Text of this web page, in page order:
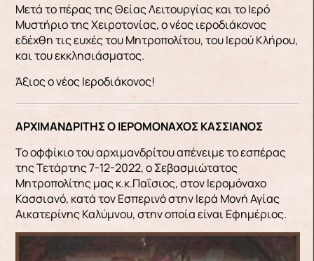
Μετά το πέρας της Θείας Λειτουργίας και το Ιερό
Μυστήριο της Χειροτονίας, ο νέος ιεροδιάκονος
εδέχθη τις ευχές του Μητροπολίτου, του Ιερού Κλήρου,
και του εκκλησιάσματος.
Άξιος ο νέος Ιεροδιάκονος!
ΑΡΧΙΜΑΝΔΡΙΤΗΣ Ο ΙΕΡΟΜΟΝΑΧΟΣ ΚΑΣΣΙΑΝΟΣ
Το οφφίκιο του αρχιμανδρίτου απένειμε το εσπέρας
της Τετάρτης 7-12-2022, ο Σεβασμιώτατος
Μητροπολίτης μας κ.κ.Παΐσιος, στον Ιερομόναχο
Κασσιανό, κατά τον Εσπερινό στην Ιερά Μονή Αγίας
Αικατερίνης Καλύμνου, στην οποία είναι Εφημέριος.